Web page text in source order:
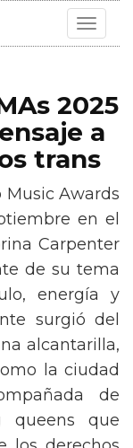
Toggle
2025
a
trans
Music Awards
en el
Carpenter
de su tema
energía y
surgió del
alcantarilla,
la ciudad
de
queens que